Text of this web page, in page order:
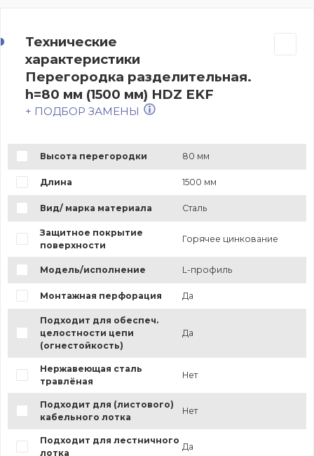
Технические
характеристики
Перегородка разделительная.
h=80 мм (1500 мм) HDZ EKF
+ ПОДБОР ЗАМЕНЫ
Высота перегородки 80 мм
Длина 1500 мм
Вид/ марка материала Сталь
Защитное покрытие
поверхности
Горячее цинкование
Модель/исполнение L-профиль
Монтажная перфорация Да
Подходит для обеспеч.
целостности цепи
(огнестойкость)
Да
Нержавеющая сталь
травлёная
Нет
Подходит для (листового)
кабельного лотка
Нет
Подходит для лестничного
лотка
Да